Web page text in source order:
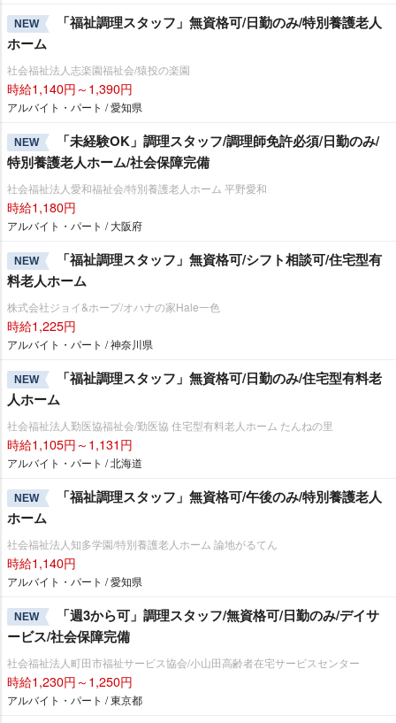
NEW
「福祉調理スタッフ」無資格可/日勤のみ/特別養護老人
ホーム
社会福祉法人志楽園福祉会/猿投の楽園
時給1,140円～1,390円
アルバイト・パート / 愛知県
NEW
「未経験OK」調理スタッフ/調理師免許必須/日勤のみ/
特別養護老人ホーム/社会保障完備
社会福祉法人愛和福祉会/特別養護老人ホーム 平野愛和
時給1,180円
アルバイト・パート / 大阪府
NEW
「福祉調理スタッフ」無資格可/シフト相談可/住宅型有
料老人ホーム
株式会社ジョイ&ホープ/オハナの家Hale一色
時給1,225円
アルバイト・パート / 神奈川県
NEW
「福祉調理スタッフ」無資格可/日勤のみ/住宅型有料老
人ホーム
社会福祉法人勤医協福祉会/勤医協 住宅型有料老人ホーム たんねの里
時給1,105円～1,131円
アルバイト・パート / 北海道
NEW
「福祉調理スタッフ」無資格可/午後のみ/特別養護老人
ホーム
社会福祉法人知多学園/特別養護老人ホーム 論地がるてん
時給1,140円
アルバイト・パート / 愛知県
NEW
「週3から可」調理スタッフ/無資格可/日勤のみ/デイサ
ービス/社会保障完備
社会福祉法人町田市福祉サービス協会/小山田高齢者在宅サービスセンター
時給1,230円～1,250円
アルバイト・パート / 東京都